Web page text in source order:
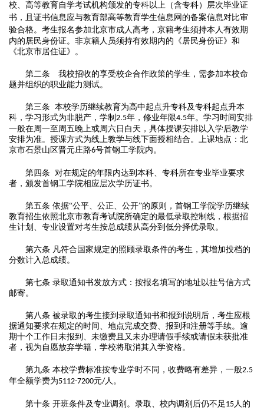
校、高等教育自学考试机构颁发的专科以上（含专科）层次毕业证
书，且证书信息应与教育部高等教育学生信息网的备案信息对比审
验合格。 考生报名参加北京市成人高考 ，京籍考生须持本人有效期
内的居民身份证。非京籍人员须持有效期内的《居民身份证》和
《北京市居住证》。
第二条 我校招收的享受校企合作政策的学生，需参加本校命
题并组织的职业能力测试。
第三条 本校学历继续教育为高中起点升专科及专科起点升本
科， 学习形式为非脱产 ，学制 2.5年 ， 修业年限4.5年。学习时间安排
一般在周一至周五晚上或周六日白天，具体授课安排以入学后教学
安排为准。授课方式为线上教学与线下面授相结合。上课地点：北
京市石景山区晋元庄路6号首钢工学院内。
第四条 对在规定的年限内达到本科、专科所在专业毕业要求
者，颁发首钢工学院相应层次学历证书。
第五条 依据“公平、公正、公开”的原则，首钢工学院学历继续
教育招生依照北京市教育考试院所确定的最低录取控制线，根据招
生计划、专业设置对考生按总成绩从高分到低分择优录取。
第六条 凡符合国家规定的照顾录取条件的考生，其增加投档的
分数计入总成绩。
第七条 录取通知书发放方式：按报名填写的地址以挂号信方式
邮寄。
第八条 被录取的考生接到录取通知书和报到说明后，考生应根
据通知要求在规定的时间、地点完成交费、报到和注册等手续。逾
期十个工作日未报到、未缴费且又未办理请假手续或请假未获批准
者，视为自愿放弃学籍，学校将取消其入学资格。
第九条 本校学费标准按专业学时不同，收费略有差异，一般2.5
年全额学费为5112-7200元/人。
第十条 开班条件及专业调剂。录取、校内调剂后仍不足 15人的